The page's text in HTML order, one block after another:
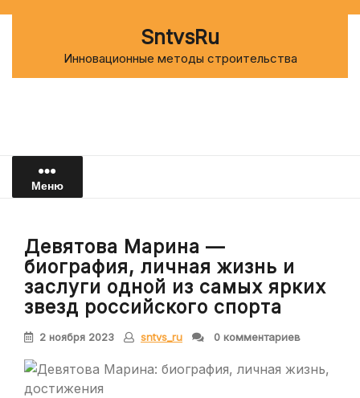
SntvsRu
Инновационные методы строительства
Меню
Девятова Марина —
биография, личная жизнь и
заслуги одной из самых ярких
звезд российского спорта
2 ноября 2023 sntvs_ru 0 комментариев